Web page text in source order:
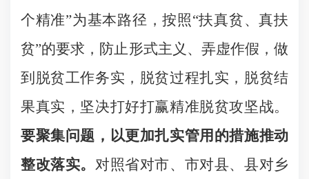
个精准”为基本路径，按照“扶真贫、真扶
贫”的要求，防止形式主义、弄虚作假，做
到脱贫工作务实，脱贫过程扎实，脱贫结
果真实，坚决打好打赢精准脱贫攻坚战。
要聚集问题，以更加扎实管用的措施推动
整改落实。 对照省对市、市对县、县对乡